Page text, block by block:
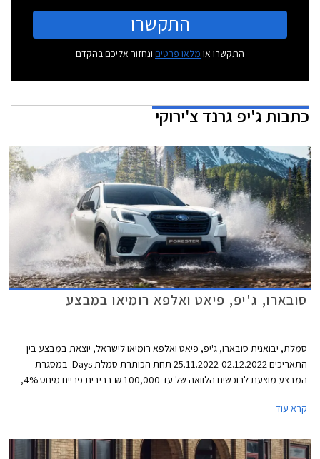
התקשרו
התקשרו או מלאו פרטים ונחזור אליכם בהקדם
כתבותג'יפ גרנד צ'ירוקי
סובארו, ג'יפ, פיאט ואלפא רומיאו במבצע
סמלת, יבואנית סובארו, ג'יפ, פיאט ואלפא רומיאו לישראל, יוצאת במבצע בין
התאריכים 25.11.2022-02.12.2022 תחת הכותרת סמלת Days. במסגרת
המבצע מוצעת לרוכשים הלוואה של עד 100,000 ₪ בריבית פריים מינוס 4%,
וכוללים עמלת הקמה בסך 1.5% ממחיר הרכב ודמי משכון ושעבוד בסך 350 ₪,
קרא עוד